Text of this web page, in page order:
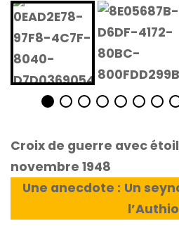
Croix de guerre avec
novembre 1948
Une anecdote : Un